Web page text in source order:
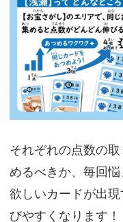
それぞれの点数の
めるべきか、毎回悩
欲しいカードが出
びやすくなります！